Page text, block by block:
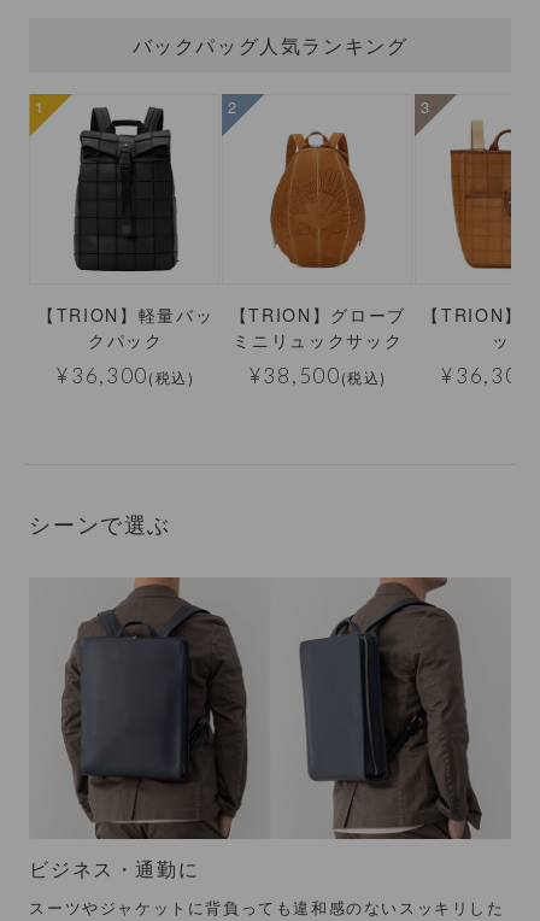
バックパッグ人気ランキング
【TRION】軽量バッ
クパック
¥36,300(税込)
【TRION】グローブ
ミニリュックサック
¥38,500(税込)
【TRION】
ック
¥36,300
シーンで選ぶ
ビジネス・通勤に
スーツやジャケットに背負っても違和感のないスッキリした